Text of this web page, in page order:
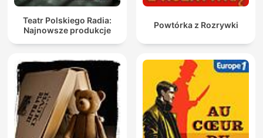
Teatr Polskiego Radia:
Najnowsze produkcje
Powtórka z Rozrywki